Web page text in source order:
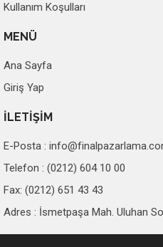
Kullanım Koşulları
MENÜ
Ana Sayfa
Giriş Yap
İLETİŞİM
E-Posta :
Telefon : (0212) 604 10 00
Fax: (0212) 651 43 43
Adres : İsmetpaşa Mah. Uluhan